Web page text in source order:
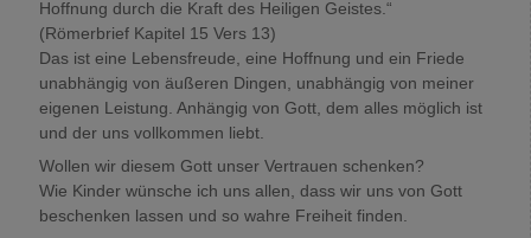
Hoffnung durch die Kraft des Heiligen Geistes.“
(Römerbrief Kapitel 15 Vers 13)
Das ist eine Lebensfreude, eine Hoffnung und ein Friede
unabhängig von äußeren Dingen, unabhängig von meiner
eigenen Leistung. Anhängig von Gott, dem alles möglich ist
und der uns vollkommen liebt.
Wollen wir diesem Gott unser Vertrauen schenken?
Wie Kinder wünsche ich uns allen, dass wir uns von Gott
beschenken lassen und so wahre Freiheit finden.